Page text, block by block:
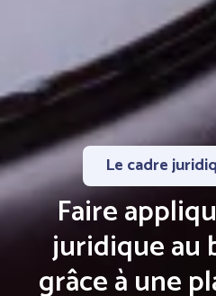
Le cadre
Faire
juridique au
grâce à une